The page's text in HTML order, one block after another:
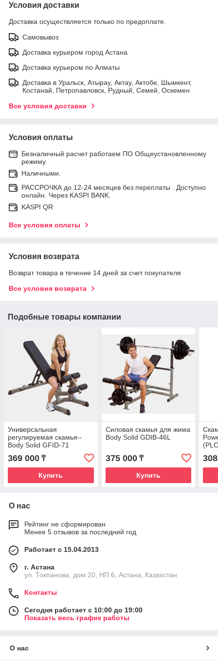
Условия доставки
Доставка осуществляется только по предоплате.
Самовывоз
Доставка курьером город Астана
Доставка курьером по Алматы
Доставка в Уральск, Атырау, Актау, Актобе, Шымкент,
Костанай, Петропавловск, Рудный, Семей, Оскемен
Все условия доставки
Условия оплаты
Безналичный расчет работаем ПО Общеустановленному
режиму.
Наличными.
РАССРОЧКА до 12-24 месяцев без переплаты . Доступно
онлайн. Через KASPI BANK.
KASPI QR
Все условия оплаты
Условия возврата
Возврат товара в течение 14 дней за счет покупателя
Все условия возврата
Подобные товары компании
Универсальная
регулируемая скамья--
Body Solid GFID-71
369 000 ₸
Купить
Силовая скамья для жима
Body Solid GDIB-46L
375 000₸
Купить
О нас
Рейтинг не сформирован
Менее 5 отзывов за последний год
Работает с 15.04.2013
г. Астана
ул. Токпанова, дом 20, НП 6, Астана, Казахстан
Контакты
Сегодня работает с 10:00 до 19:00
Показать весь график работы
О нас